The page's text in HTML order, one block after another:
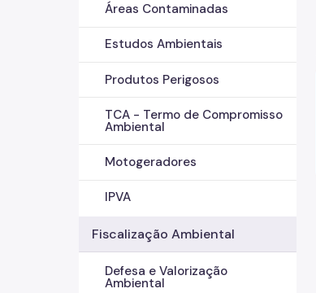
Áreas Contaminadas
Estudos Ambientais
Produtos Perigosos
TCA - Termo de Compromisso
Ambiental
Motogeradores
IPVA
Fiscalização Ambiental
Defesa e Valorização
Ambiental